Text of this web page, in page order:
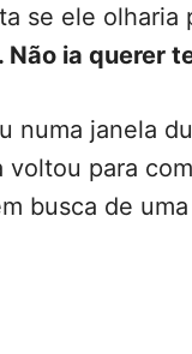
se ele olharia
ia querer
numa janela
para
busca de